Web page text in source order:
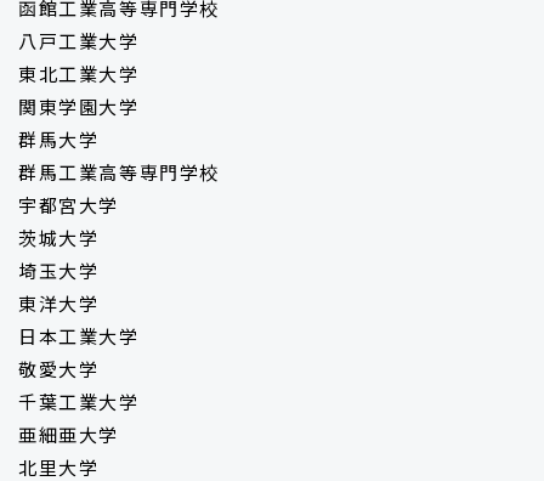
函館工業高等専門学校
八戸工業大学
東北工業大学
関東学園大学
群馬大学
群馬工業高等専門学校
宇都宮大学
茨城大学
埼玉大学
東洋大学
日本工業大学
敬愛大学
千葉工業大学
亜細亜大学
北里大学